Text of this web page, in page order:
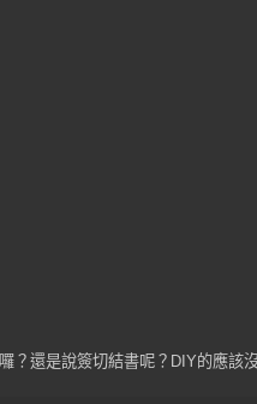
？還是說簽切結書呢？DIY的應該